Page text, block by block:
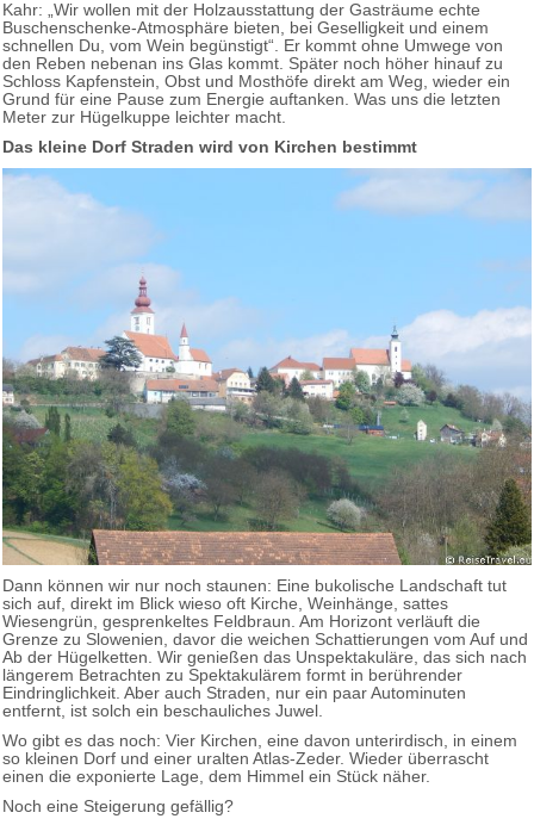
Kahr: „Wir wollen mit der Holzausstattung der Gasträume echte
Buschenschenke-Atmosphäre bieten, bei Geselligkeit und einem
schnellen Du, vom Wein begünstigt“. Er kommt ohne Umwege von
den Reben nebenan ins Glas kommt. Später noch höher hinauf zu
Schloss Kapfenstein, Obst und Mosthöfe direkt am Weg, wieder ein
Grund für eine Pause zum Energie auftanken. Was uns die letzten
Meter zur Hügelkuppe leichter macht.
Das kleine Dorf Straden wird von Kirchen bestimmt
Dann können wir nur noch staunen: Eine bukolische Landschaft tut
sich auf, direkt im Blick wieso oft Kirche, Weinhänge, sattes
Wiesengrün, gesprenkeltes Feldbraun. Am Horizont verläuft die
Grenze zu Slowenien, davor die weichen Schattierungen vom Auf und
Ab der Hügelketten. Wir genießen das Unspektakuläre, das sich nach
längerem Betrachten zu Spektakulärem formt in berührender
Eindringlichkeit. Aber auch Straden, nur ein paar Autominuten
entfernt, ist solch ein beschauliches Juwel.
Wo gibt es das noch: Vier Kirchen, eine davon unterirdisch, in einem
so kleinen Dorf und einer uralten Atlas-Zeder. Wieder überrascht
einen die exponierte Lage, dem Himmel ein Stück näher.
Noch eine Steigerung gefällig?